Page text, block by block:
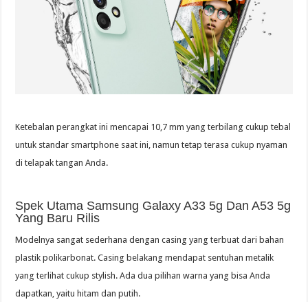
Ketebalan perangkat ini mencapai 10,7 mm yang terbilang cukup tebal
untuk standar smartphone saat ini, namun tetap terasa cukup nyaman
di telapak tangan Anda.
Spek Utama Samsung Galaxy A33 5g Dan A53 5g
Yang Baru Rilis
Modelnya sangat sederhana dengan casing yang terbuat dari bahan
plastik polikarbonat. Casing belakang mendapat sentuhan metalik
yang terlihat cukup stylish. Ada dua pilihan warna yang bisa Anda
dapatkan, yaitu hitam dan putih.